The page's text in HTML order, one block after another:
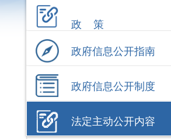
政 策
政府信息公开指南
政府信息公开制度
法定主动公开内容